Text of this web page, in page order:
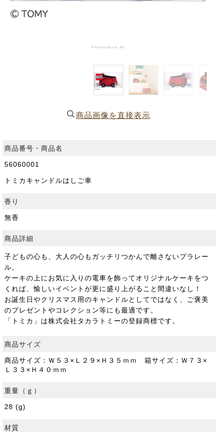
商品画像を直接表示
商品番号・商品名
56060001
トミカキャンドルはしご車
香り
無香
商品詳細
子どもの心も、大人の心もガッチリつかんで離さないプラレー
ル。
ケーキの上にお気に入りの電車を飾ってオリジナルケーキをつ
くれば、愉しいイベントが更に盛り上がること間違いなし！
お誕生日やクリスマス用のキャンドルとしてではなく、ご褒美
のプレゼントやコレクション等にも最適です。
「トミカ」は株式会社タカラトミーの登録商標です。
商品サイズ
商品サイズ：Ｗ５３×Ｌ２９×Ｈ３５ｍｍ 箱サイズ：Ｗ７３×
Ｌ３３×Ｈ４０ｍｍ
重量（ｇ）
28 (g)
材質